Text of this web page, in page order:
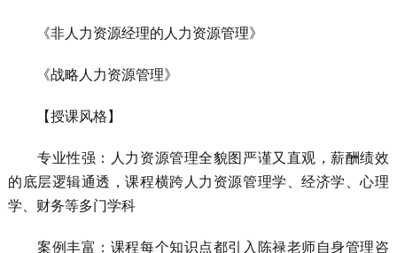
《非人力资源经理的人力资源管理》
《战略人力资源管理》
【授课风格】
专业性强：人力资源管理全貌图严谨又直观，薪酬绩效
的底层逻辑通透，课程横跨人力资源管理学、经济学、心理
学、财务等多门学科
案例丰富：课程每个知识点都引入陈禄老师自身管理咨